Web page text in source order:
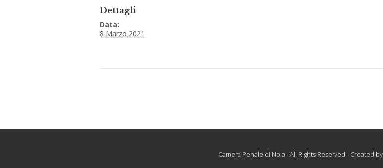
Dettagli
Data:
8 Marzo 2021
Camera Penale di Nola - All Rights Reserved - Created by